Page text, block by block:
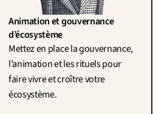
Animation et gouvernance
d’écosystème
Mettez en place la gouvernance,
l’animation et les rituels pour
faire vivre et croître votre
écosystème.